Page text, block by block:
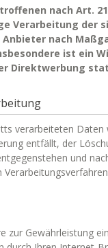
nach Art. 21
Verarbeitung der
nach
ist ein
Direktwerbung
verarbeiteten
entfällt, der
und
zur Gewährleistung